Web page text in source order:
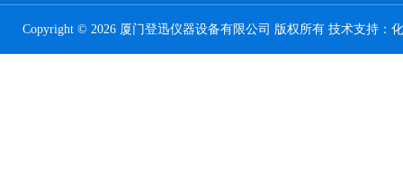
Copyright © 2026 厦门登迅仪器设备有限公司 版权所有 技术支持：